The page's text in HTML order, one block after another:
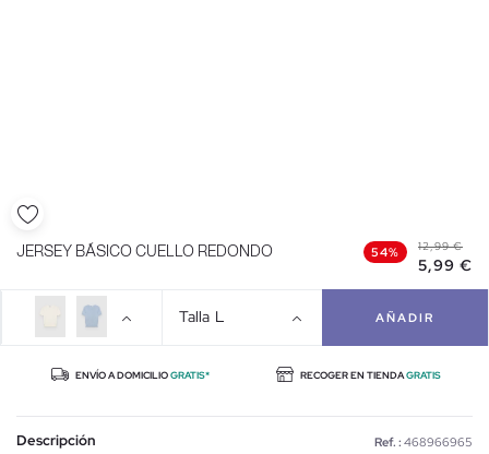
JERSEY BÁSICO CUELLO REDONDO 54% 12,99 €
5,99 €
Talla L AÑADIR
ENVÍO A DOMICILIOGRATIS* RECOGER EN TIENDAGRATIS
Descripción Ref. : 468966965